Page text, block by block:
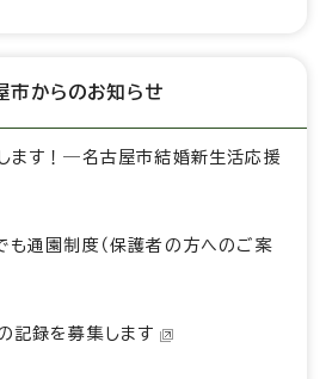
市からのお知らせ
ます！―名古屋市結婚新生活応援
も通園制度（保護者の方へのご案
記録を募集します